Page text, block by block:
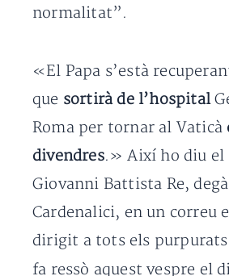
normalitat”.
«El Papa s’està
que sortirà de l’hospital
Roma per tornar al Vaticà
divendres.» Així ho diu el
Giovanni Battista Re,
Cardenalici, en un correu
dirigit a tots els purpurats
fa ressò aquest vespre el